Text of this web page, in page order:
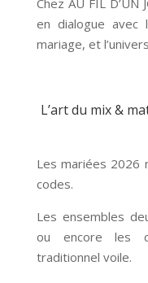
en dialogue
mariage, et
L’art du mix &
Les mariées 2026
codes.
Les ensembles
ou encore les
traditionnel voile.